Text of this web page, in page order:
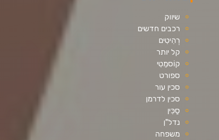
שיווק
רכבים חדשים
רְהִיטִים
קל יותר
קוֹסמֵטִי
ספורט
סכין עור
סכין לדרמן
סַכִּין
נדל"ן
משפחה